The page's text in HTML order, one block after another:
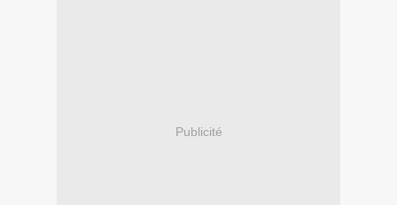
Publicité